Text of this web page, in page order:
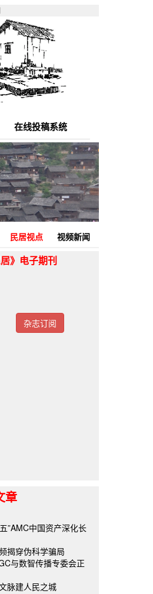
在线投稿系统
民居视点 视频新闻
居》电子期刊
杂志订阅
章
”AMC中国资产深化长
揭穿伪科学骗局
与数智传播专委会正
脉建人民之城